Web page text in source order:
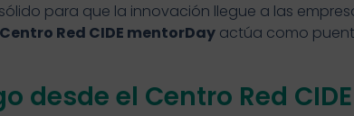
para que la innovación llegue a las
Centro Red CIDE mentorDayactúa como
desde el Centro Red